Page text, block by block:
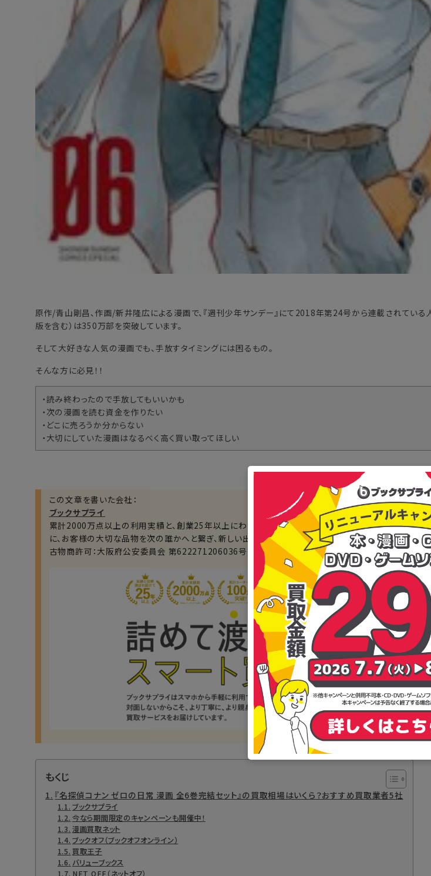
原作/青山剛昌、作画/新井隆広による漫画で、『週刊少年サンデー』にて2018年第24号から連載されている
版を含む）は350万部を突破しています。
そして大好きな人気の漫画でも、手放すタイミングには困るもの。
そんな方に必見！！
・読み終わったので手放してもいいかも
・次の漫画を読む資金を作りたい
・どこに売ろうか分からない
・大切にしていた漫画はなるべく高く買い取ってほしい
この文章を書いた会社：
ブックサプライ
累計2000万点以上の利用実績と、創業25年以上にわたる信頼で選ばれ続けている買取・販売の専門会社
に、お客様の大切な品物を次の誰かへと繋ぎ、新しい出会いを生み出している会社です。
古物商許可：大阪府公安委員会 第622271206036号
もくじ
『名探偵コナン ゼロの日常 漫画 全6巻完結セット』の買取相場はいくら？おすすめ買取業者5社
ブックサプライ
今なら期間限定のキャンペーンも開催中！
漫画買取ネット
ブックオフ（ブックオフオンライン）
買取王子
バリューブックス
NET OFF（ネットオフ）